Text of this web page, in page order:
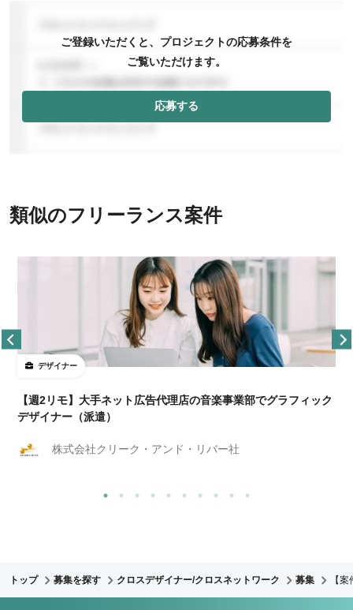
ご登録いただくと、プロジェクトの応募条件を
ご覧いただけます。
応募する
類似のフリーランス案件
デザイナー
【週2リモ】大手ネット広告代理店の音楽事業部でグラフィック
デザイナー（派遣）
株式会社クリーク・アンド・リバー社
トップ 募集を探す クロスデザイナー/クロスネットワーク 募集 【